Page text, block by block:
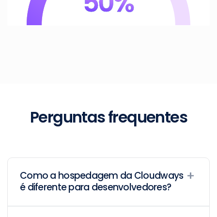
Perguntas frequentes
Como a hospedagem da Cloudways
é diferente para desenvolvedores?